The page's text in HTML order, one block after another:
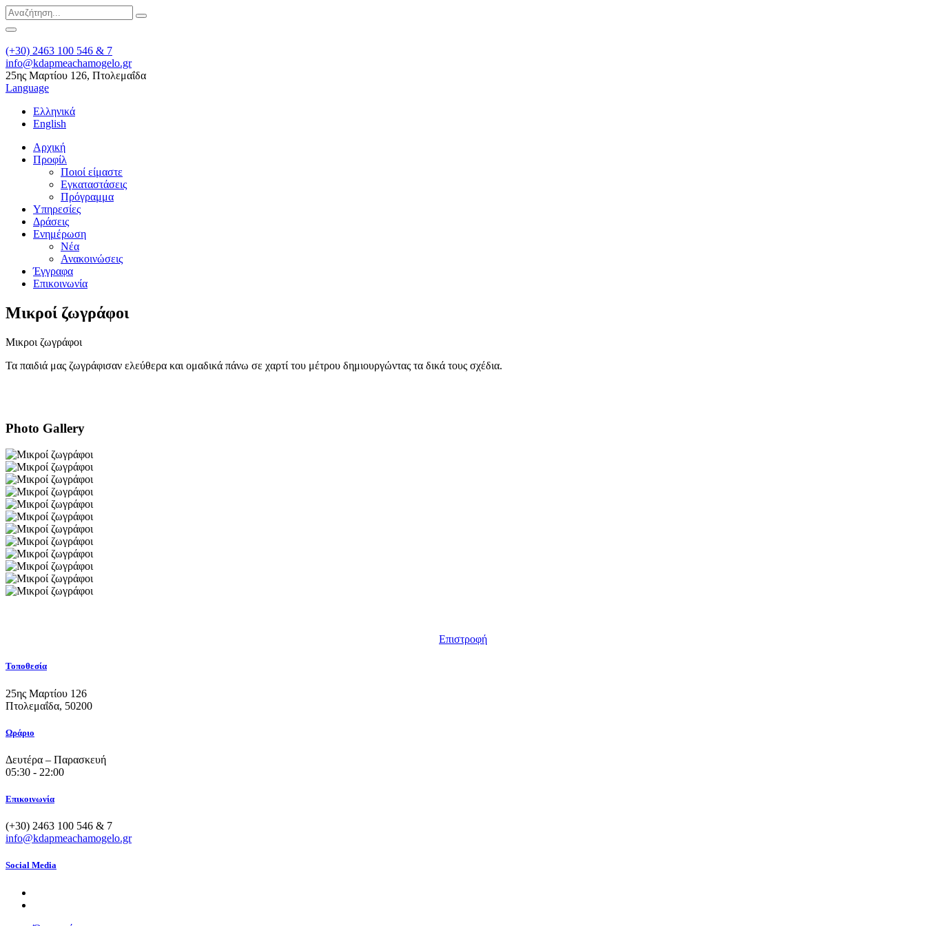
(+30) 2463 100 546 & 7
info@kdapmeachamogelo.gr
25ης Μαρτίου 126, Πτολεμαΐδα
Language
Ελληνικά
English
Αρχική
Προφίλ
Ποιοί είμαστε
Εγκαταστάσεις
Πρόγραμμα
Υπηρεσίες
Δράσεις
Ενημέρωση
Νέα
Ανακοινώσεις
Έγγραφα
Επικοινωνία
Μικροί ζωγράφοι
Μικροι ζωγράφοι
Τα παιδιά μας ζωγράφισαν ελεύθερα και ομαδικά πάνω σε χαρτί του μέτρου δημιουργώντας τα δικά τους σχέδια.
Photo Gallery
Επιστροφή
Τοποθεσία
25ης Μαρτίου 126
Πτολεμαΐδα, 50200
Ωράριο
Δευτέρα – Παρασκευή
05:30 - 22:00
Επικοινωνία
(+30) 2463 100 546 & 7
info@kdapmeachamogelo.gr
Social Media